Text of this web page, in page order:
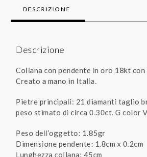
DESCRIZIONE
Descrizione
Collana con pendente in oro 18kt con
Creato a mano in Italia.
Pietre principali: 21 diamanti taglio
peso stimato di circa 0.30ct. G color
Peso dell’oggetto: 1.85gr
Dimensione pendente: 1.8cm x 0.2cm
Lunghezza collana: 45cm